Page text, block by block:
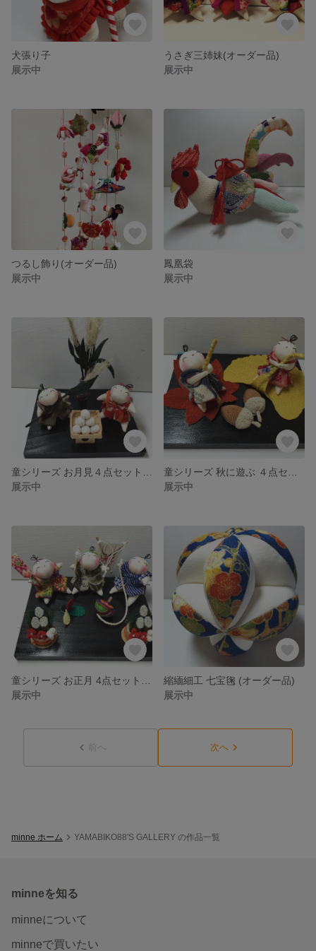
犬張り子
展示中
うさぎ三姉妹(オーダー品)
展示中
つるし飾り(オーダー品)
展示中
鳳凰袋
展示中
展示中
展示中
展示中
縮緬細工 七宝毱 (オーダー品)
展示中
前へ 次へ
minne ホーム YAMABIKO88'S GALLERY の作品一覧
minneを知る
minneについて
minneで買いたい